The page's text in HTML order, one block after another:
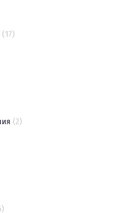
(17)
(2)